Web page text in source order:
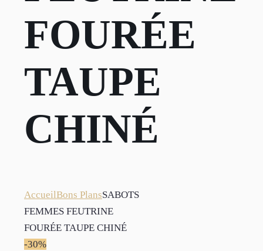
FOURÉE
TAUPE
CHINÉ
AccueilBons PlansSABOTS
FEMMES FEUTRINE
FOURÉE TAUPE CHINÉ
-30%